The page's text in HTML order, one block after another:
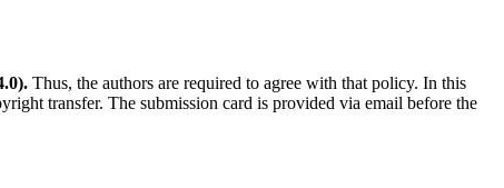
Thus, the authors are required to agree with that policy. In this
transfer. The submission card is provided via email before the